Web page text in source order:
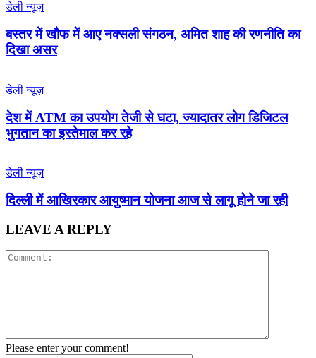
डेली न्यूज़
बस्तर में खौफ में आए नक्सली संगठन, अमित शाह की रणनीति का
दिखा असर
डेली न्यूज़
देश में ATM का उपयोग तेजी से घटा, ज्यादातर लोग डिजिटल
भुगतान का इस्तेमाल कर रहे
डेली न्यूज़
द‍िल्‍ली में आख‍िरकार आयुष्‍मान योजना आज से लागू होने जा रही
LEAVE A REPLY
Please enter your comment!